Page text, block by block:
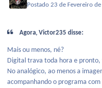
Postado23 de Fevereiro
Agora, Victor235 disse:
Mais ou menos, né?
Digital trava toda hora e pronto,
No analógico, ao menos a
acompanhando o programa